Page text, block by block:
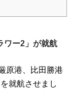
ワー2」が就航
原港、比田勝港
就航させまし